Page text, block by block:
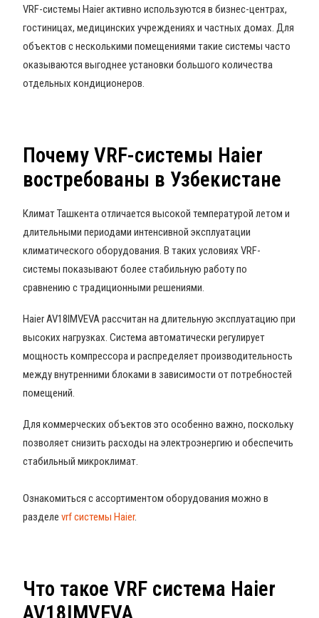
VRF-системы Haier активно используются в бизнес-центрах,
гостиницах, медицинских учреждениях и частных домах. Для
объектов с несколькими помещениями такие системы часто
оказываются выгоднее установки большого количества
отдельных кондиционеров.
Почему VRF-системы Haier
востребованы в Узбекистане
Климат Ташкента отличается высокой температурой летом и
длительными периодами интенсивной эксплуатации
климатического оборудования. В таких условиях VRF-
системы показывают более стабильную работу по
сравнению с традиционными решениями.
Haier AV18IMVEVA рассчитан на длительную эксплуатацию при
высоких нагрузках. Система автоматически регулирует
мощность компрессора и распределяет производительность
между внутренними блоками в зависимости от потребностей
помещений.
Для коммерческих объектов это особенно важно, поскольку
позволяет снизить расходы на электроэнергию и обеспечить
стабильный микроклимат.
Ознакомиться с ассортиментом оборудования можно в
разделе vrf системы Haier.
Что такое VRF система Haier
AV18IMVEVA